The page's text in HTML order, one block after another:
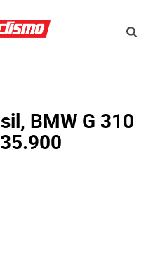
BMW G 310